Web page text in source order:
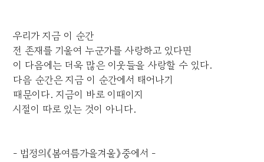
우리가 지금 이 순간
전 존재를 기울여 누군가를 사랑하고 있다면
이 다음에는 더욱 많은 이웃들을 사랑할 수 있다.
다음 순간은 지금 이 순간에서 태어나기
때문이다. 지금이 바로 이때이지
시절이 따로 있는 것이 아니다.
- 법정의《봄여름가을겨울》중에서 -